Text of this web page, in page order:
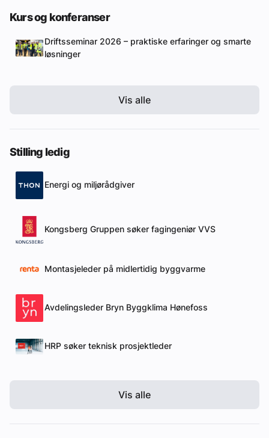
Kurs og konferanser
Driftsseminar 2026 – praktiske erfaringer og smarte
løsninger
Vis alle
Stilling ledig
Energi og miljørådgiver
Kongsberg Gruppen søker fagingeniør VVS
Montasjeleder på midlertidig byggvarme
Avdelingsleder Bryn Byggklima Hønefoss
HRP søker teknisk prosjektleder
Vis alle